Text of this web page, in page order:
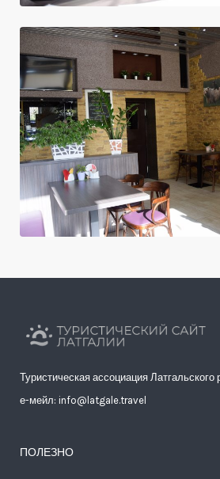
Туристическая ассоциация Латгальского
е-мейл: info@latgale.travel
ПОЛЕЗНО